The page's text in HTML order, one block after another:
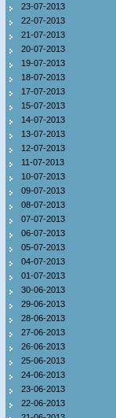
23-07-2013
22-07-2013
21-07-2013
20-07-2013
19-07-2013
18-07-2013
17-07-2013
15-07-2013
14-07-2013
13-07-2013
12-07-2013
11-07-2013
10-07-2013
09-07-2013
08-07-2013
07-07-2013
06-07-2013
05-07-2013
04-07-2013
01-07-2013
30-06-2013
29-06-2013
28-06-2013
27-06-2013
26-06-2013
25-06-2013
24-06-2013
23-06-2013
22-06-2013